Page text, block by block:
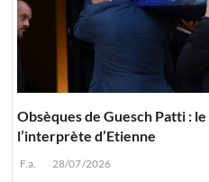
Obsèques de Guesch Patti :
l’interprète d’Etienne
F.a. 28/07/2026